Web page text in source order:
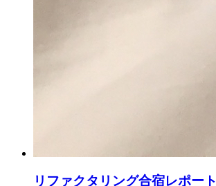
リファクタリング合宿レポート